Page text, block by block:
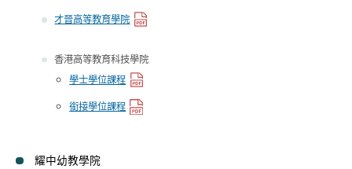
才晉高等教育學院
香港高等教育科技學院
學士學位課程
銜接學位課程
耀中幼教學院